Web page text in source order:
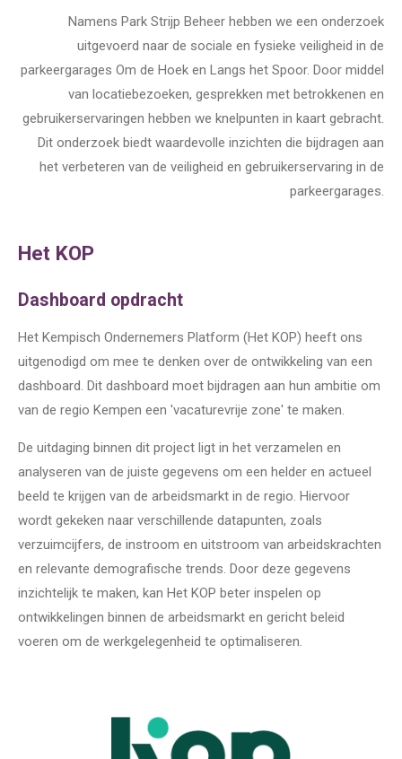
Namens Park Strijp Beheer hebben we een onderzoek
uitgevoerd naar de sociale en fysieke veiligheid in de
parkeergarages Om de Hoek en Langs het Spoor. Door middel
van locatiebezoeken, gesprekken met betrokkenen en
gebruikerservaringen hebben we knelpunten in kaart gebracht.
Dit onderzoek biedt waardevolle inzichten die bijdragen aan
het verbeteren van de veiligheid en gebruikerservaring in de
parkeergarages.
Het KOP
Dashboard opdracht
Het Kempisch Ondernemers Platform (Het KOP) heeft ons
uitgenodigd om mee te denken over de ontwikkeling van een
dashboard. Dit dashboard moet bijdragen aan hun ambitie om
van de regio Kempen een 'vacaturevrije zone' te maken.
De uitdaging binnen dit project ligt in het verzamelen en
analyseren van de juiste gegevens om een helder en actueel
beeld te krijgen van de arbeidsmarkt in de regio. Hiervoor
wordt gekeken naar verschillende datapunten, zoals
verzuimcijfers, de instroom en uitstroom van arbeidskrachten
en relevante demografische trends. Door deze gegevens
inzichtelijk te maken, kan Het KOP beter inspelen op
ontwikkelingen binnen de arbeidsmarkt en gericht beleid
voeren om de werkgelegenheid te optimaliseren.